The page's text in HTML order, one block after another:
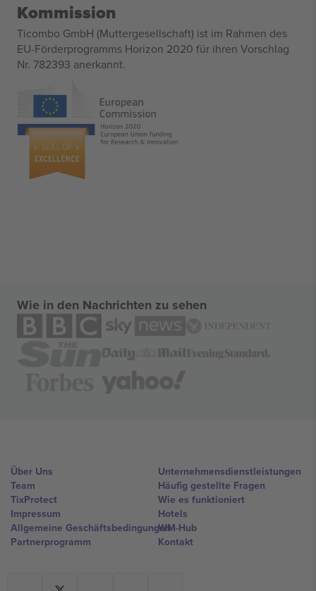
Kommission
Ticombo GmbH (Muttergesellschaft) ist im Rahmen des
EU-Förderprogramms Horizon 2020 für ihren Vorschlag
Nr. 782393 anerkannt.
Wie in den Nachrichten zu sehen
Über Uns
Team
TixProtect
Impressum
Allgemeine Geschäftsbedingungen
Partnerprogramm
Unternehmensdienstleistungen
Häufig gestellte Fragen
Wie es funktioniert
Hotels
WM-Hub
Kontakt